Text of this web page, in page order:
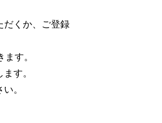
だくか、ご登録
す。
す。
。